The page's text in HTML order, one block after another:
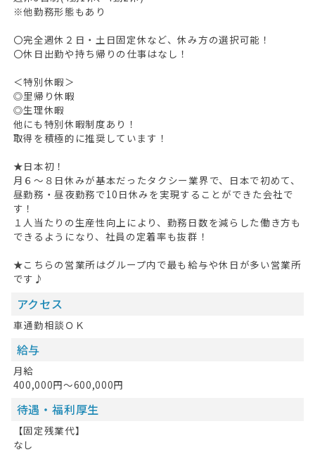
ログイン
キープした求人
最近見た求人
お問い合わせ
掲載希望の方へ
※他勤務形態もあり
〇完全週休２日・土日固定休など、休み方の選択可能！
〇休日出勤や持ち帰りの仕事はなし！
＜特別休暇＞
◎里帰り休暇
◎生理休暇
他にも特別休暇制度あり！
取得を積極的に推奨しています！
★日本初！
月６～８日休みが基本だったタクシー業界で、日本で初めて、
昼勤務・昼夜勤務で10日休みを実現することができた会社で
す！
１人当たりの生産性向上により、勤務日数を減らした働き方も
できるようになり、社員の定着率も抜群！
★こちらの営業所はグループ内で最も給与や休日が多い営業所
です♪
アクセス
車通勤相談ＯＫ
給与
月給
400,000円～600,000円
待遇・福利厚生
【固定残業代】
なし